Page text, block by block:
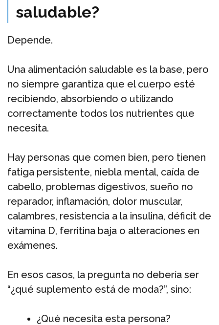
saludable?
Depende.
Una alimentación saludable es la base, pero
no siempre garantiza que el cuerpo esté
recibiendo, absorbiendo o utilizando
correctamente todos los nutrientes que
necesita.
Hay personas que comen bien, pero tienen
fatiga persistente, niebla mental, caída de
cabello, problemas digestivos, sueño no
reparador, inflamación, dolor muscular,
calambres, resistencia a la insulina, déficit de
vitamina D, ferritina baja o alteraciones en
exámenes.
En esos casos, la pregunta no debería ser
“¿qué suplemento está de moda?”, sino:
¿Qué necesita esta persona?